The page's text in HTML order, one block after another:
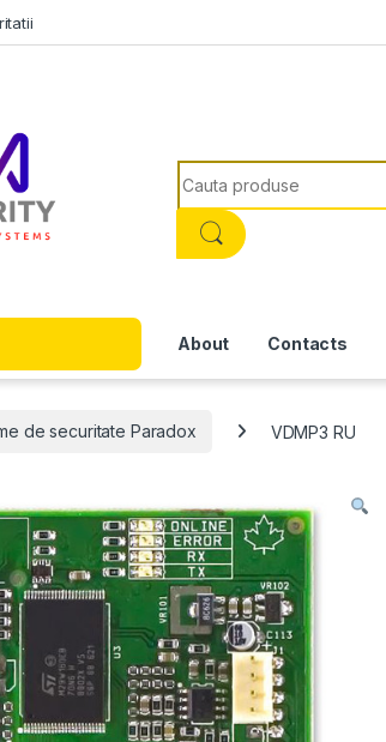
Search for:
About Contacts
de securitate Paradox VDMP3 RU